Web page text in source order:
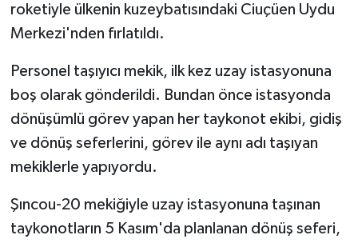
roketiyle ülkenin kuzeybatısındaki Ciuçüen Uydu
Merkezi'nden fırlatıldı.
Personel taşıyıcı mekik, ilk kez uzay istasyonuna
boş olarak gönderildi. Bundan önce istasyonda
dönüşümlü görev yapan her taykonot ekibi, gidiş
ve dönüş seferlerini, görev ile aynı adı taşıyan
mekiklerle yapıyordu.
Şıncou-20 mekiğiyle uzay istasyonuna taşınan
taykonotların 5 Kasım'da planlanan dönüş seferi,